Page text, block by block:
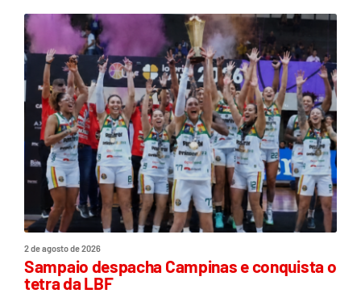
2 de agosto de 2026
Sampaio despacha Campinas e conquista o
tetra da LBF